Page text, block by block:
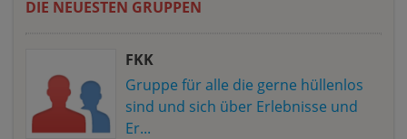
DIE NEUESTEN GRUPPEN
FKK
Gruppe für alle die gerne hüllenlos
sind und sich über Erlebnisse und
Er...